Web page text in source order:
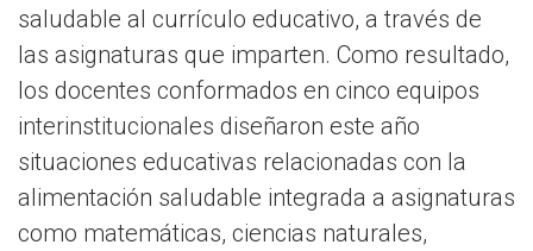
saludable al currículo educativo, a través de
las asignaturas que imparten. Como resultado,
los docentes conformados en cinco equipos
interinstitucionales diseñaron este año
situaciones educativas relacionadas con la
alimentación saludable integrada a asignaturas
como matemáticas, ciencias naturales,